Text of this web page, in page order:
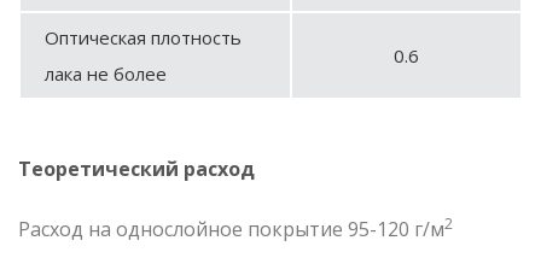
Оптическая плотность
лака не более
0.6
Теоретический расход
Расход на однослойное покрытие 95-120 г/м2